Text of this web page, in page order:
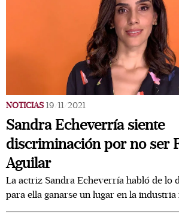
NOTICIAS 19/11/2021
Sandra Echeverría siente
discriminación por no ser
Aguilar
La actriz Sandra Echeverría habló de lo
para ella ganarse un lugar en la industria